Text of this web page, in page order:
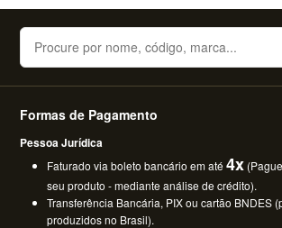
Buscar
Formas de Pagamento
Pessoa Jurídica
Faturado via boleto bancário em até4x
seu produto - mediante análise de crédito).
Transferência Bancária, PIX ou cartão BNDES
produzidos no Brasil).